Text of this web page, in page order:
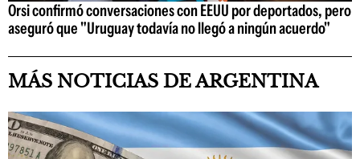
Orsi confirmó conversaciones con EEUU por deportados, pero
aseguró que "Uruguay todavía no llegó a ningún acuerdo"
MÁS NOTICIAS DE ARGENTINA